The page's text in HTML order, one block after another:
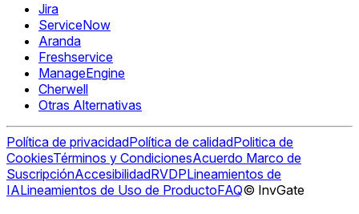
Jira
ServiceNow
Aranda
Freshservice
ManageEngine
Cherwell
Otras Alternativas
Política de privacidadPolítica de calidadPolitica de
CookiesTérminos y CondicionesAcuerdo Marco de
SuscripciónAccesibilidadRVDPLineamientos de
IALineamientos de Uso de ProductoFAQ© InvGate